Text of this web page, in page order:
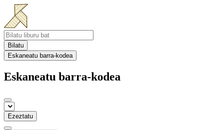
Bilatu
Eskaneatu barra-kodea
Eskaneatu barra-kodea
Ezeztatu